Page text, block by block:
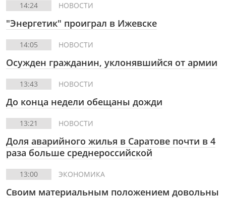
14:24 НОВОСТИ
"Энергетик" проиграл в Ижевске
14:05 НОВОСТИ
Осужден гражданин, уклонявшийся от армии
13:43 НОВОСТИ
До конца недели обещаны дожди
13:21 НОВОСТИ
Доля аварийного жилья в Саратове почти в 4
раза больше среднероссийской
13:00 ЭКОНОМИКА
Своим материальным положением довольны